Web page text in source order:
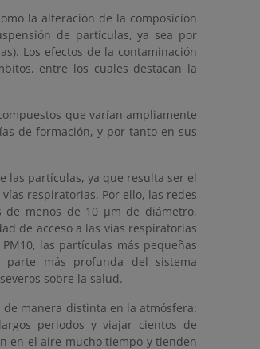
la alteración de la composición
de partículas, ya sea por
Los efectos de la contaminación
entre los cuales destacan la
que varían ampliamente
de formación, y por tanto en sus
las partículas, ya que resulta ser el
respiratorias. Por ello, las redes
menos de 10 µm de diámetro,
de acceso a las vías respiratorias
las partículas más pequeñas
más profunda del sistema
sobre la salud.
manera distinta en la atmósfera:
periodos y viajar cientos de
en el aire mucho tiempo y tienden